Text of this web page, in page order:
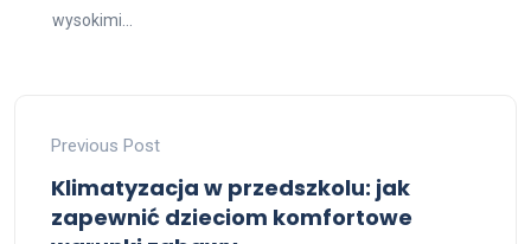
wysokimi...
Previous Post
Klimatyzacja w przedszkolu: jak
zapewnić dzieciom komfortowe